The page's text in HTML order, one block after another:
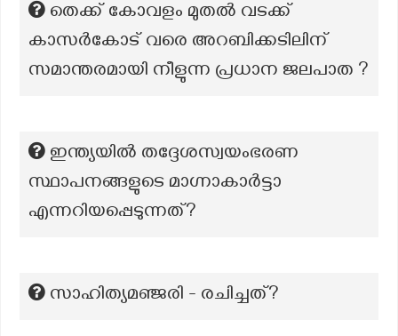
തെക്ക് കോവളം മുതൽ വടക്ക്
കാസർകോട് വരെ അറബിക്കടിലിന്
സമാന്തരമായി നീളുന്ന പ്രധാന ജലപാത ?
ഇന്ത്യയിൽ തദ്ദേശസ്വയംഭരണ
സ്ഥാപനങ്ങളുടെ മാഗ്നാകാർട്ടാ
എന്നറിയപ്പെടുന്നത്?
സാഹിത്യമഞ്ജരി - രചിച്ചത്?